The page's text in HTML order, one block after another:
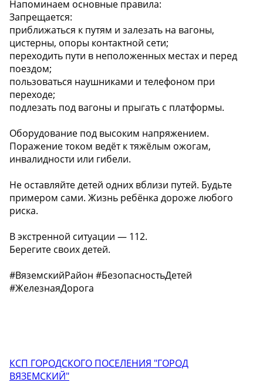
Напоминаем основные правила:
Запрещается:
приближаться к путям и залезать на вагоны,
цистерны, опоры контактной сети;
переходить пути в неположенных местах и перед
поездом;
пользоваться наушниками и телефоном при
переходе;
подлезать под вагоны и прыгать с платформы.
Оборудование под высоким напряжением.
Поражение током ведёт к тяжёлым ожогам,
инвалидности или гибели.
Не оставляйте детей одних вблизи путей. Будьте
примером сами. Жизнь ребёнка дороже любого
риска.
В экстренной ситуации — 112.
Берегите своих детей. ️
#ВяземскийРайон #БезопасностьДетей
#ЖелезнаяДорога
КСП ГОРОДСКОГО ПОСЕЛЕНИЯ "ГОРОД
ВЯЗЕМСКИЙ"